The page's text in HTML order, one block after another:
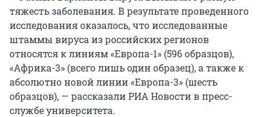
тяжесть заболевания. В результате проведенного
исследования оказалось, что исследованные
штаммы вируса из российских регионов
относятся к линиям «Европа-1» (596 образцов),
«Африка-3» (всего лишь один образец), а также к
абсолютно новой линии «Европа-3» (шесть
образцов), — рассказали РИА Новости в пресс-
службе университета.